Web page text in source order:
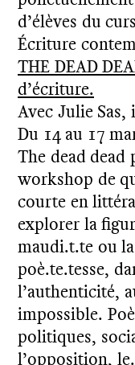
d’élèves du
Écriture
THE DEAD
d’écriture.
Avec Julie
Du 14 au 17
The dead dead
workshop de
courte en
explorer la
maudi.t.te ou
poè.te.tesse,
l’authenticité,
impossible.
politiques,
l’opposition,